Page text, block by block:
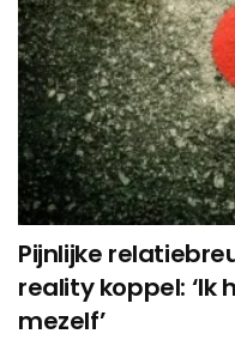
Pijnlijke
reality koppel: ‘Ik
mezelf’